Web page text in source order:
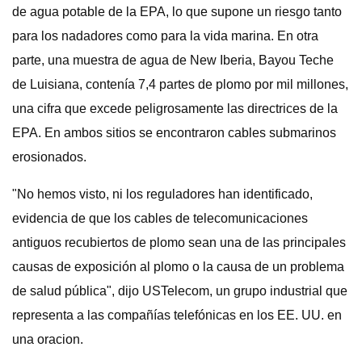
de agua potable de la EPA, lo que supone un riesgo tanto
para los nadadores como para la vida marina. En otra
parte, una muestra de agua de New Iberia, Bayou Teche
de Luisiana, contenía 7,4 partes de plomo por mil millones,
una cifra que excede peligrosamente las directrices de la
EPA. En ambos sitios se encontraron cables submarinos
erosionados.
"No hemos visto, ni los reguladores han identificado,
evidencia de que los cables de telecomunicaciones
antiguos recubiertos de plomo sean una de las principales
causas de exposición al plomo o la causa de un problema
de salud pública", dijo USTelecom, un grupo industrial que
representa a las compañías telefónicas en los EE. UU. en
una oracion.